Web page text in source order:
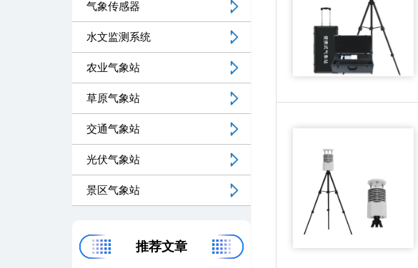
气象传感器
水文监测系统
农业气象站
草原气象站
交通气象站
光伏气象站
景区气象站
推荐文章